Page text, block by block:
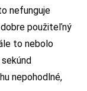
nefunguje
použiteľný
to nebolo
nepohodlné,